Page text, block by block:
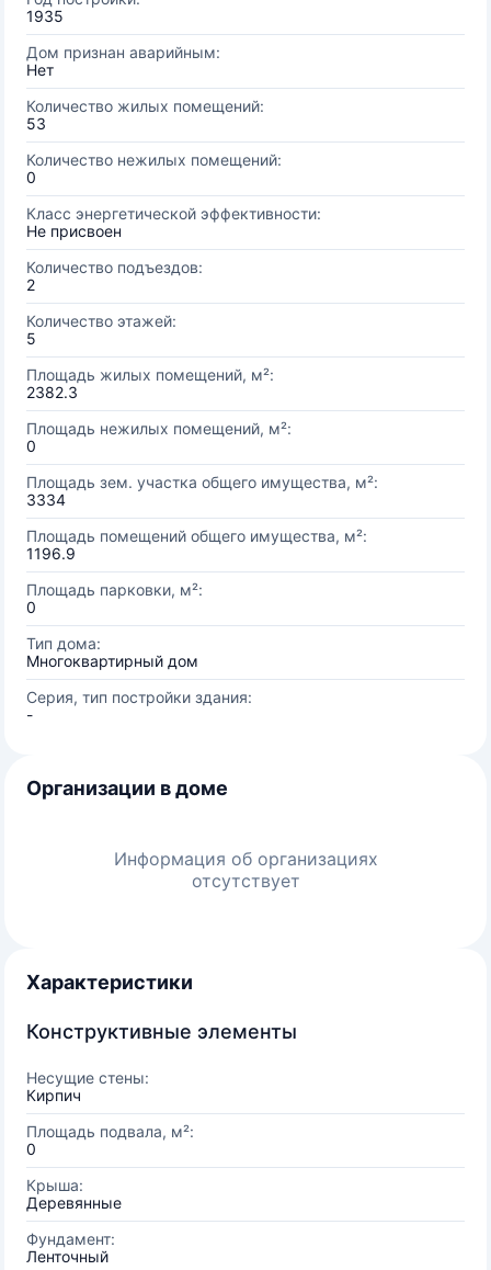
1935
Дом признан аварийным:
Нет
Количество жилых помещений:
53
Количество нежилых помещений:
0
Класс энергетической эффективности:
Не присвоен
Количество подъездов:
2
Количество этажей:
5
Площадь жилых помещений, м²:
2382.3
Площадь нежилых помещений, м²:
0
Площадь зем. участка общего имущества, м²:
3334
Площадь помещений общего имущества, м²:
1196.9
Площадь парковки, м²:
0
Тип дома:
Многоквартирный дом
Серия, тип постройки здания:
-
Организации в доме
Информация об организациях
отсутствует
Характеристики
Конструктивные элементы
Несущие стены:
Кирпич
Площадь подвала, м²:
0
Крыша:
Деревянные
Фундамент:
Ленточный